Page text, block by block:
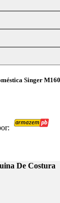
Singer
De Costura